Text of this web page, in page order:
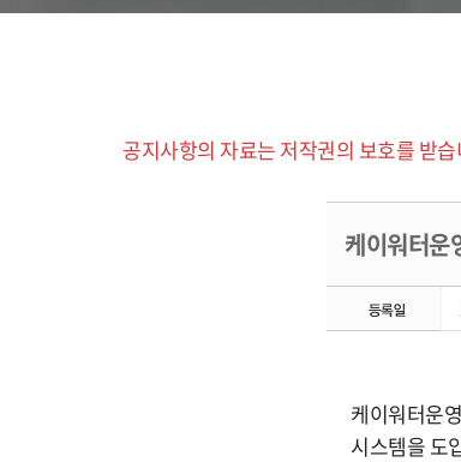
공지사항의 자료는 저작권의 보호를 받
케이워터운
케이워터운
시스템을 도